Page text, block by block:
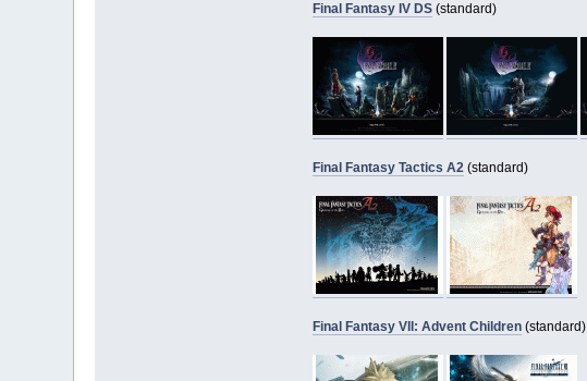
Final Fantasy IV DS(standard)
Final Fantasy Tactics A2(standard)
Final Fantasy VII: Advent Children(standard)